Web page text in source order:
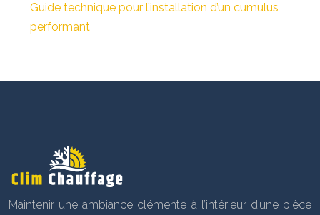
Guide technique pour l’installation d’un cumulus
performant
Maintenir une ambiance clémente à l’intérieur d’une pièce